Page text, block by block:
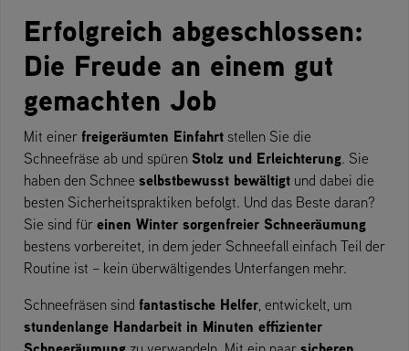
Erfolgreich abgeschlossen:
Die Freude an einem gut
gemachten Job
Mit einer freigeräumten Einfahrt stellen Sie die
Schneefräse ab und spüren Stolz und Erleichterung. Sie
haben den Schnee selbstbewusst bewältigt und dabei die
besten Sicherheitspraktiken befolgt. Und das Beste daran?
Sie sind für einen Winter sorgenfreier Schneeräumung
bestens vorbereitet, in dem jeder Schneefall einfach Teil der
Routine ist – kein überwältigendes Unterfangen mehr.
Schneefräsen sind fantastische Helfer , entwickelt, um
stundenlange Handarbeit in Minuten effizienter